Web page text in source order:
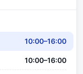
10:00–16:00
10:00–16:00